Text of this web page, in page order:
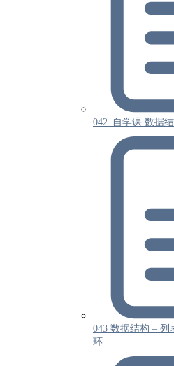
042_自学课 数据
043 数据结构 –
环